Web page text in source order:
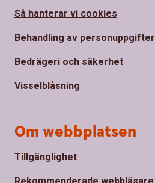
Så hanterar vi cookies
Behandling av personuppgifter
Bedrägeri och säkerhet
Visselblåsning
Om webbplatsen
Tillgänglighet